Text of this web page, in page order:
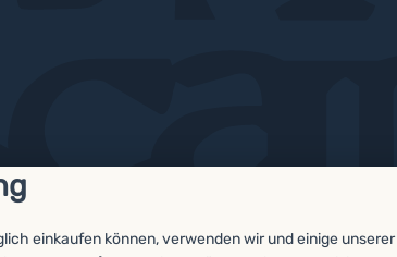
einkaufen können, verwenden wir und einige unserer